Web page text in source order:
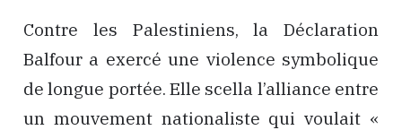
Contre les Palestiniens, la Déclaration
Balfour a exercé une violence symbolique
de longue portée. Elle scella l’alliance entre
un mouvement nationaliste qui voulait «